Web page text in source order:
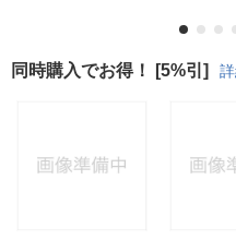
同時購入でお得！ [5%引]